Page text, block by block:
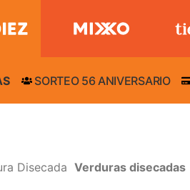
SORTEO 56 ANIVERSARIO
Disecada Verduras disecadas